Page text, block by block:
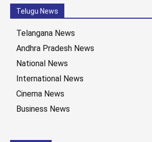
Telugu News
Telangana News
Andhra Pradesh News
National News
International News
Cinema News
Business News